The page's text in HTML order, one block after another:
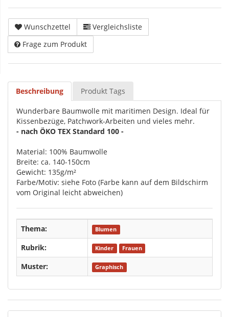
Wunschzettel
Vergleichsliste
Frage zum Produkt
Beschreibung Produkt Tags
Wunderbare Baumwolle mit maritimen Design. Ideal für
Kissenbezüge, Patchwork-Arbeiten und vieles mehr.
- nach ÖKO TEX Standard 100 -
Material: 100% Baumwolle
Breite: ca. 140-150cm
Gewicht: 135g/m²
Farbe/Motiv: siehe Foto (Farbe kann auf dem Bildschirm
vom Original leicht abweichen)
Thema: Blumen
Rubrik: Kinder Frauen
Muster: Graphisch